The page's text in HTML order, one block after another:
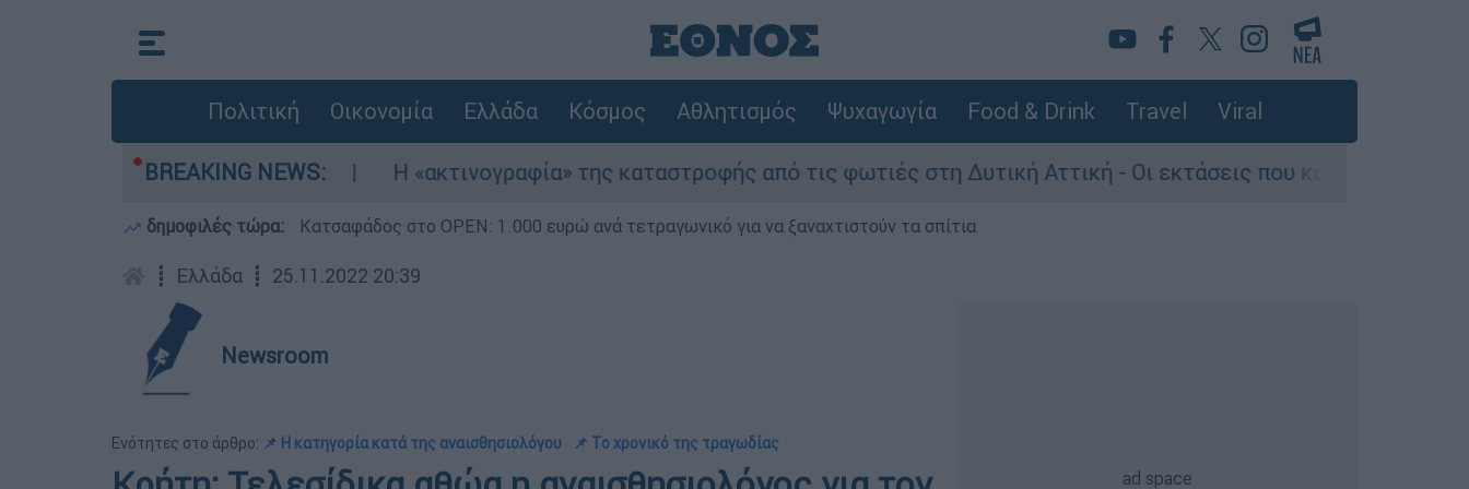
Πολιτική Οικονομία Ελλάδα Κόσμος Αθλητισμός Ψυχαγωγία Food & Drink Travel Viral
BREAKING NEWS:
τρία αεροσκάφη Η «ακτινογραφία» της καταστροφής από τις φωτιές στη Δυτική Αττική - Οι εκτάσεις που κάηκαν και η επόμενη μέρα
δημοφιλές τώρα: Κατσαφάδος στο OPEN: 1.000 ευρώ ανά τετραγωνικό για να ξαναχτιστούν τα σπίτια
┋ Ελλάδα ┋ 25.11.2022 20:39
Newsroom
Ενότητες στο άρθρο: 📌 Η κατηγορία κατά της αναισθησιολόγου 📌 Το χρονικό της τραγωδίας